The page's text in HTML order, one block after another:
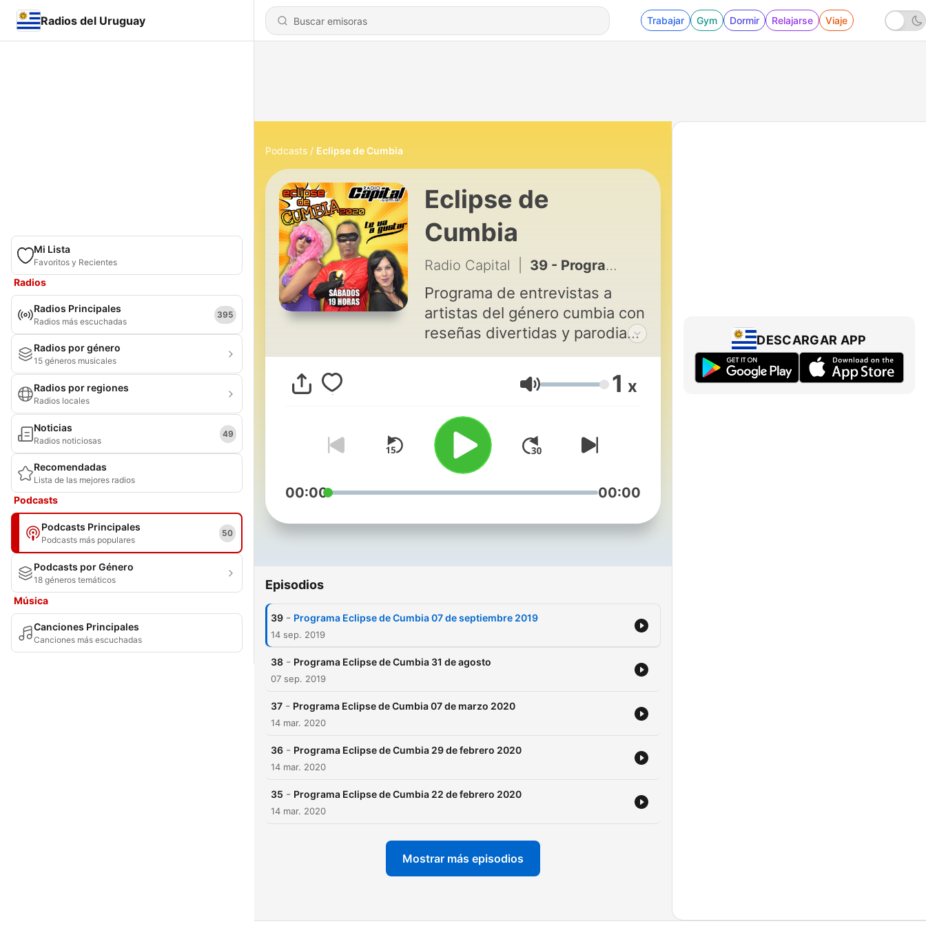
Radios del Uruguay Trabajar Gym Dormir Relajarse Viaje
Mi Lista
Favoritos y Recientes
Radios
Radios Principales
Radios más escuchadas
395
Radios por género
15 géneros musicales
Radios por regiones
Radios locales
Noticias
Radios noticiosas
49
Recomendadas
Lista de las mejores radios
Podcasts
Podcasts Principales
Podcasts más populares
50
Podcasts por Género
18 géneros temáticos
Música
Canciones Principales
Canciones más escuchadas
Podcasts Eclipse de Cumbia
Eclipse de
Cumbia
Radio Capital 39 - Programa Eclipse de Cumbia 07 de septiembre 2019
Programa de entrevistas a
artistas del género cumbia con
reseñas divertidas y parodias
con la conducción de Mister
Volumen 1 x
00:00 00:00
Episodios
39 - Programa Eclipse de Cumbia 07 de septiembre 2019
14 sep. 2019
38 - Programa Eclipse de Cumbia 31 de agosto
07 sep. 2019
37 - Programa Eclipse de Cumbia 07 de marzo 2020
14 mar. 2020
36 - Programa Eclipse de Cumbia 29 de febrero 2020
14 mar. 2020
35 - Programa Eclipse de Cumbia 22 de febrero 2020
14 mar. 2020
Mostrar más episodios
DESCARGAR APP